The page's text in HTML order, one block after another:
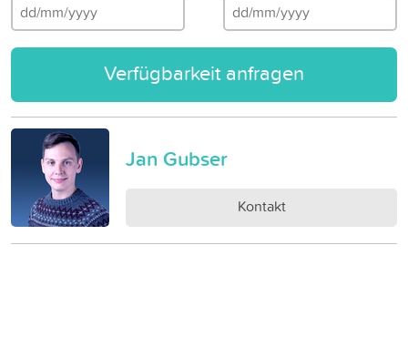
Verfügbarkeit anfragen
Jan Gubser
Kontakt